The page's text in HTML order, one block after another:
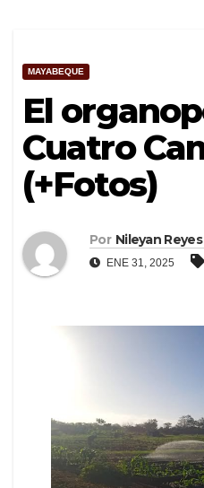
MAYABEQUE
El
Cuatro
(+Fotos)
Por Nileyan
ENE 31, 2025